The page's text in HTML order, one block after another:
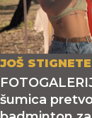
JOŠ
šumica